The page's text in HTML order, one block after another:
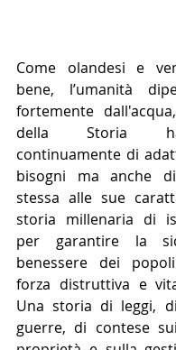
Come olandesi e
bene, l’umanità
fortemente
della Storia
continuamente di
bisogni ma anche
stessa alle sue
storia millenaria di
per garantire la
benessere dei
forza distruttiva e
Una storia di leggi,
guerre, di contese